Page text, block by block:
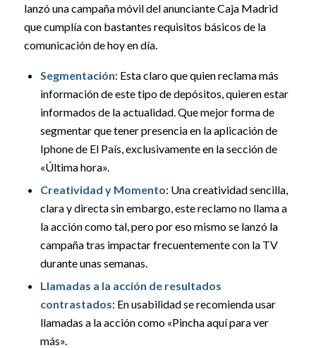
lanzó una campaña móvil del anunciante Caja Madrid
que cumplía con bastantes requisitos básicos de la
comunicación de hoy en día.
Segmentación: Esta claro que quien reclama más
información de este tipo de depósitos, quieren estar
informados de la actualidad. Que mejor forma de
segmentar que tener presencia en la aplicación de
Iphone de El País, exclusivamente en la sección de
«Última hora».
Creatividad y Momento: Una creatividad sencilla,
clara y directa sin embargo, este reclamo no llama a
la acción como tal, pero por eso mismo se lanzó la
campaña tras impactar frecuentemente con la TV
durante unas semanas.
Llamadas a la acción de resultados
contrastados: En usabilidad se recomienda usar
llamadas a la acción como «Pincha aquí para ver
más».